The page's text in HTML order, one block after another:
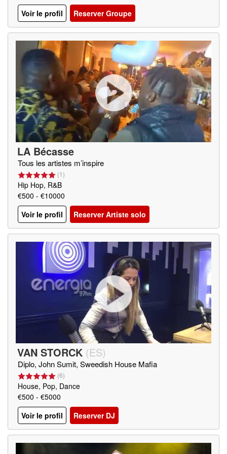
Voir le profil
Reserver Groupe
LA Bécasse
Tous les artistes m’inspire
(1)
Hip Hop, R&B
€500 - €10000
Voir le profil
Reserver Artiste solo
VAN STORCK (ES)
Diplo, John Sumit, Sweedish House Mafia
(6)
House, Pop, Dance
€500 - €5000
Voir le profil
Reserver DJ